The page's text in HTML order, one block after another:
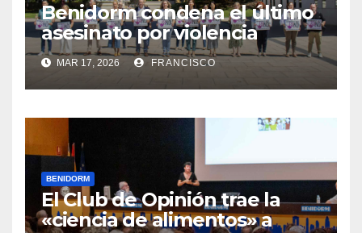
Benidorm condena el último
asesinato por violencia
machista registrado en
Pontevedra
MAR 17, 2026 FRANCISCO
BENIDORM
El Club de Opinión trae la
«ciencia de alimentos» a